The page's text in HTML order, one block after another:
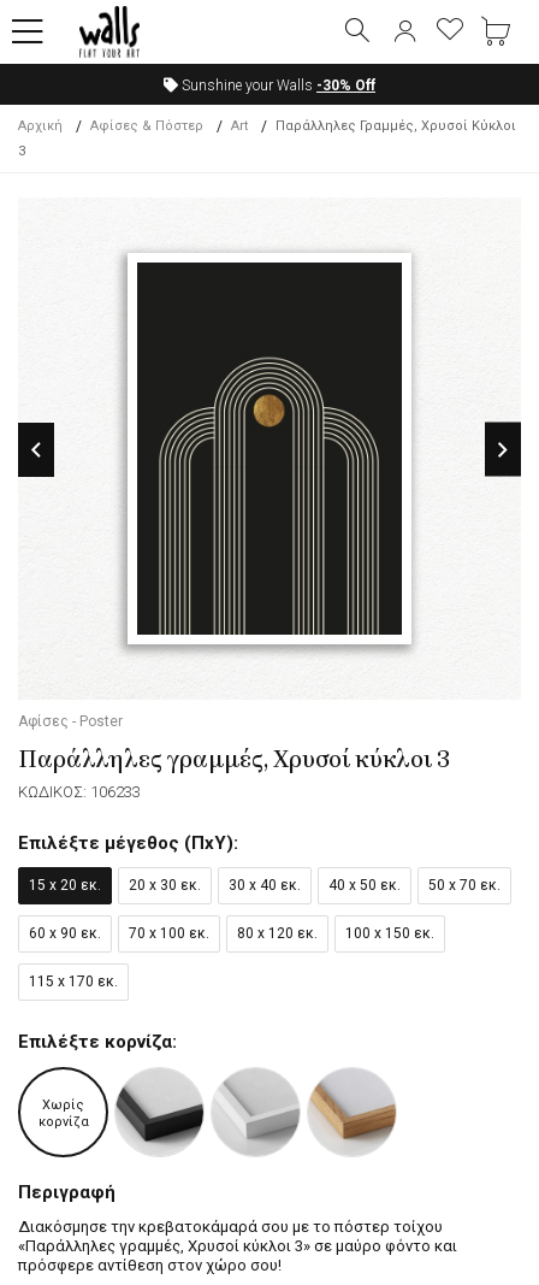
Sunshine your Walls -30% Off
Αρχική Αφίσες & Πόστερ Art
Παράλληλες Γραμμές, Χρυσοί Κύκλοι
3
Αφίσες - Poster
Παράλληλες γραμμές, Χρυσοί κύκλοι 3
ΚΩΔΙΚΟΣ: 106233
Επιλέξτε μέγεθος (ΠxΥ):
15 x 20 εκ. 20 x 30 εκ. 30 x 40 εκ. 40 x 50 εκ. 50 x 70 εκ.
60 x 90 εκ. 70 x 100 εκ. 80 x 120 εκ. 100 x 150 εκ.
115 x 170 εκ.
Επιλέξτε κορνίζα:
Χωρίς
κορνίζα
Περιγραφή
Διακόσμησε την κρεβατοκάμαρά σου με το πόστερ τοίχου
«Παράλληλες γραμμές, Χρυσοί κύκλοι 3» σε μαύρο φόντο και
πρόσφερε αντίθεση στον χώρο σου!